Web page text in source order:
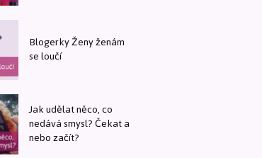
Blogerky Ženy ženám
se loučí
Jak udělat něco, co
nedává smysl? Čekat a
nebo začít?